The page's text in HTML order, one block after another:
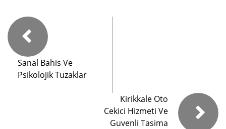
Sanal Bahis Ve
Psikolojik Tuzaklar
Kirikkale Oto
Cekici Hizmeti Ve
Guvenli Tasima